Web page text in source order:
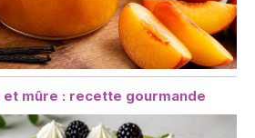
mûre : recette gourmande